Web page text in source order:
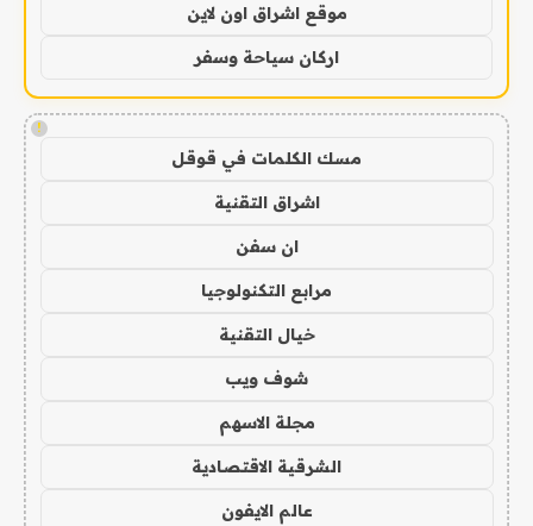
موقع اشراق اون لاين
اركان سياحة وسفر
!
مسك الكلمات في قوقل
اشراق التقنية
ان سفن
مرابع التكنولوجيا
خيال التقنية
شوف ويب
مجلة الاسهم
الشرقية الاقتصادية
عالم الايفون